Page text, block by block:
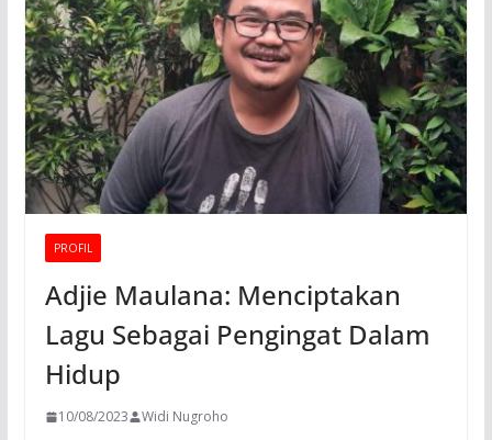
PROFIL
Adjie Maulana: Menciptakan
Lagu Sebagai Pengingat Dalam
Hidup
10/08/2023 Widi Nugroho